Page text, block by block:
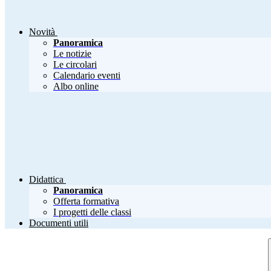
Novità
Panoramica
Le notizie
Le circolari
Calendario eventi
Albo online
Didattica
Panoramica
Offerta formativa
I progetti delle classi
Documenti utili